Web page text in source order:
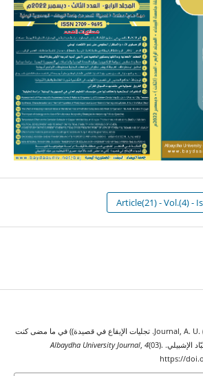
القوسي ش. ع. ص., & Journal, A. U. (2023). تجليات الإيقاع في قصيدة)) في ما مضى كنت
الإشبيلي.
Albaydha University Journal ,4(03).
https://